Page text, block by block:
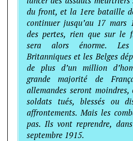
du front, et la 1ere bataille
continuer jusqu’au 17 mars
des pertes, rien que sur le
sera alors énorme.
Britanniques et les Belges
de plus d’un million
grande majorité de
allemandes seront
soldats tués, blessés ou
affrontements. Mais les
pas. Ils vont reprendre,
septembre 1915.